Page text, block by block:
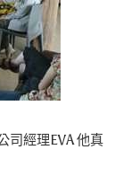
司經理EVA 他真